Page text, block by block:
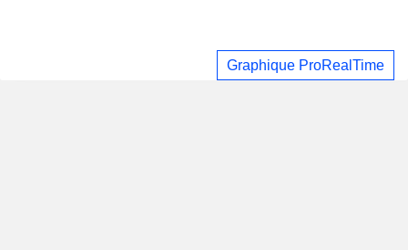
Graphique ProRealTime